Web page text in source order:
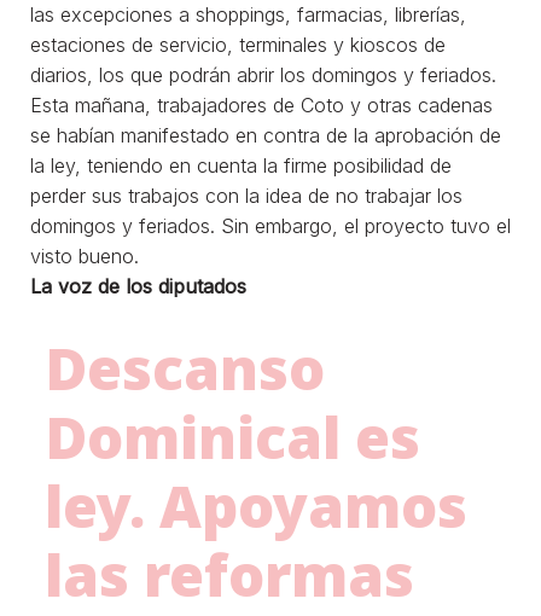
las excepciones a shoppings, farmacias, librerías,
estaciones de servicio, terminales y kioscos de
diarios, los que podrán abrir los domingos y feriados.
Esta mañana, trabajadores de Coto y otras cadenas
se habían manifestado en contra de la aprobación de
la ley, teniendo en cuenta la firme posibilidad de
perder sus trabajos con la idea de no trabajar los
domingos y feriados. Sin embargo, el proyecto tuvo el
visto bueno.
La voz de los diputados
Descanso
Dominical es
ley. Apoyamos
las reformas